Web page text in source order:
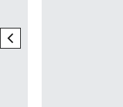
previous element